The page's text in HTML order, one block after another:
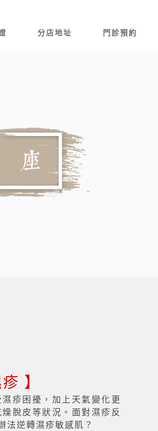
分店地址 門診預約
】
疹困擾，加上天氣變化更
脫皮等狀況。面對濕疹反
法逆轉濕疹敏感肌？